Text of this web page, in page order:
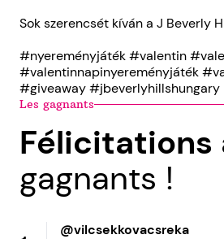
Sok szerencsét kíván a J Beverly
#nyereményjáték #valentin
#valentinnapinyereményjáték
#giveaway #jbeverlyhillshungary
Les gagnants
Félicitations
gagnants !
@vilcsekkovacsreka